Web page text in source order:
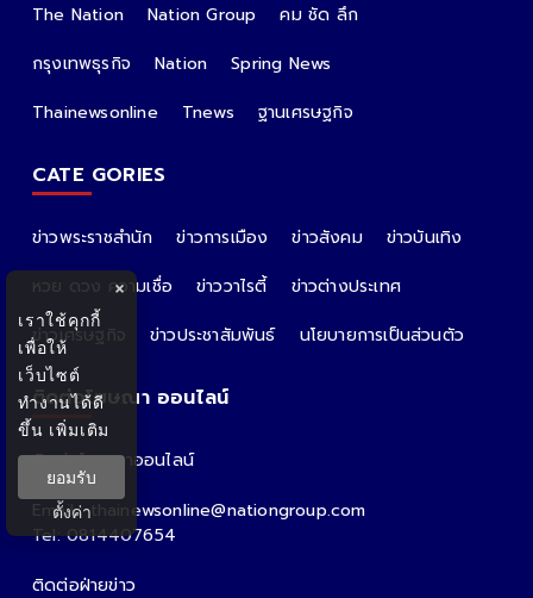
The Nation Nation Group
คม ชัด ลึก
กรุงเทพธุรกิจ
Nation
Spring News
Thainewsonline
Tnews ฐานเศรษฐกิจ
CATE GORIES
ข่าวพระราชสำนัก ข่าวการเมือง ข่าวสังคม
ข่าวบันเทิง
หวย ดวง ความเชื่อ
ข่าววาไรตี้
ข่าวต่างประเทศ
ข่าวเศรษฐกิจ
ข่าวประชาสัมพันธ์ นโยบายการเป็นส่วนตัว
ติดต่อโฆษณา ออนไลน์
ติดต่อโฆษณาออนไลน์
คุณอ้อ
Email : thainewsonline@nationgroup.com
Tel: 0814407654
ติดต่อฝ่ายข่าว
×
เราใช้คุกกี้
เพื่อให้
เว็บไซต์
ทำงานได้ดี
ขึ้น เพิ่มเติม
ยอมรับ
ตั้งค่า